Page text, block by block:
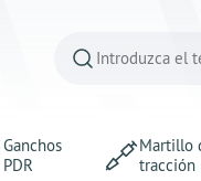
Ganchos
PDR
Martillo
tracción